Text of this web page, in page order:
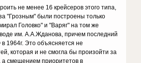
не менее 16 крейсеров этого типа,
"Грозным" были построены только
Головко" и "Варяг" на том же
им. А.А.Жданова, причем последний
1964г. Это объясняется не
которая и не смогла бы произойти за
а смещением приоритетов в